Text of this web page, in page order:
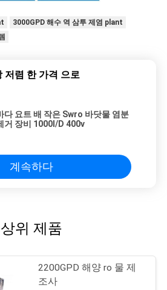
3000GPD 해수 역 삼투 제염 plant
저렴 한 가격 으로
다 요트 배 작은 Swro 바닷물 염분
거 장비 1000l/D 400v
계속하다
상위 제품
2200GPD 해양 ro 물 제
조사